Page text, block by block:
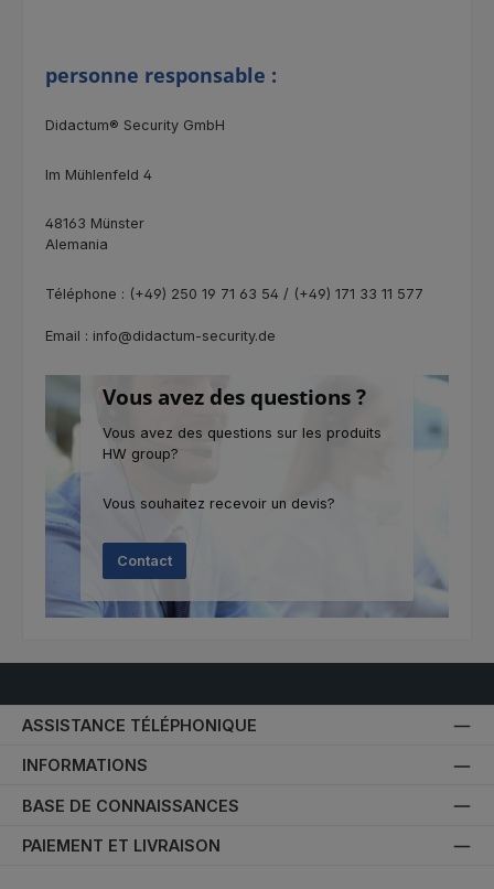
personne responsable :
Didactum® Security GmbH
Im Mühlenfeld 4
48163 Münster
Alemania
Téléphone : (+49) 250 19 71 63 54 / (+49) 171 33 11 577
Email : info@didactum-security.de
Vous avez des questions ?
Vous avez des questions sur les produits
HW group?
Vous souhaitez recevoir un devis?
Contact
ASSISTANCE TÉLÉPHONIQUE
INFORMATIONS
BASE DE CONNAISSANCES
PAIEMENT ET LIVRAISON